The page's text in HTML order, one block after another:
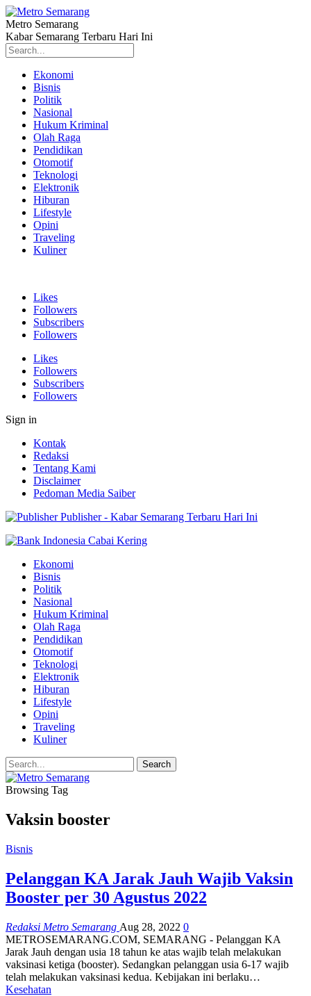
Metro Semarang
Kabar Semarang Terbaru Hari Ini
Ekonomi
Bisnis
Politik
Nasional
Hukum Kriminal
Olah Raga
Pendidikan
Otomotif
Teknologi
Elektronik
Hiburan
Lifestyle
Opini
Traveling
Kuliner
Likes
Followers
Subscribers
Followers
Likes
Followers
Subscribers
Followers
Sign in
Kontak
Redaksi
Tentang Kami
Disclaimer
Pedoman Media Saiber
Publisher - Kabar Semarang Terbaru Hari Ini
Ekonomi
Bisnis
Politik
Nasional
Hukum Kriminal
Olah Raga
Pendidikan
Otomotif
Teknologi
Elektronik
Hiburan
Lifestyle
Opini
Traveling
Kuliner
Browsing Tag
Vaksin booster
Bisnis
Pelanggan KA Jarak Jauh Wajib Vaksin
Booster per 30 Agustus 2022
Redaksi Metro Semarang Aug 28, 2022 0
METROSEMARANG.COM, SEMARANG - Pelanggan KA
Jarak Jauh dengan usia 18 tahun ke atas wajib telah melakukan
vaksinasi ketiga (booster). Sedangkan pelanggan usia 6-17 wajib
telah melakukan vaksinasi kedua. Kebijakan ini berlaku…
Kesehatan